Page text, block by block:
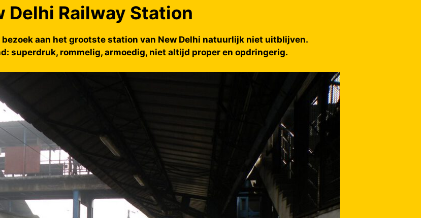
Delhi Railway Station
aan het grootste station van New Delhi natuurlijk niet uitblijven.
superdruk, rommelig, armoedig, niet altijd proper en opdringerig.